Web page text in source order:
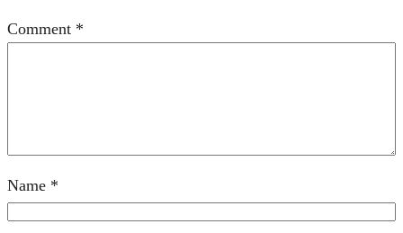
Comment *
Name *